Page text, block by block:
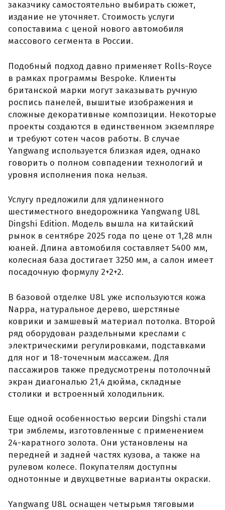
заказчику самостоятельно выбирать сюжет,
издание не уточняет. Стоимость услуги
сопоставима с ценой нового автомобиля
массового сегмента в России.
Подобный подход давно применяет Rolls-Royce
в рамках программы Bespoke. Клиенты
британской марки могут заказывать ручную
роспись панелей, вышитые изображения и
сложные декоративные композиции. Некоторые
проекты создаются в единственном экземпляре
и требуют сотен часов работы. В случае
Yangwang используется близкая идея, однако
говорить о полном совпадении технологий и
уровня исполнения пока нельзя.
Услугу предложили для удлиненного
шестиместного внедорожника Yangwang U8L
Dingshi Edition. Модель вышла на китайский
рынок в сентябре 2025 года по цене от 1,28 млн
юаней. Длина автомобиля составляет 5400 мм,
колесная база достигает 3250 мм, а салон имеет
посадочную формулу 2+2+2.
В базовой отделке U8L уже используются кожа
Nappa, натуральное дерево, шерстяные
коврики и замшевый материал потолка. Второй
ряд оборудован раздельными креслами с
электрическими регулировками, подставками
для ног и 18-точечным массажем. Для
пассажиров также предусмотрены потолочный
экран диагональю 21,4 дюйма, складные
столики и встроенный холодильник.
Еще одной особенностью версии Dingshi стали
три эмблемы, изготовленные с применением
24-каратного золота. Они установлены на
передней и задней частях кузова, а также на
рулевом колесе. Покупателям доступны
однотонные и двухцветные варианты окраски.
Yangwang U8L оснащен четырьмя тяговыми